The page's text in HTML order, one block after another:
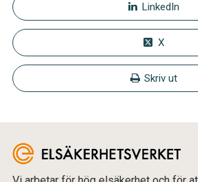
LinkedIn
X
Skriv ut